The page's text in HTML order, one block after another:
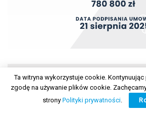
Ta witryna wykorzystuje cookie.
zgodę na używanie plików cookie.
strony Polityki prywatności.